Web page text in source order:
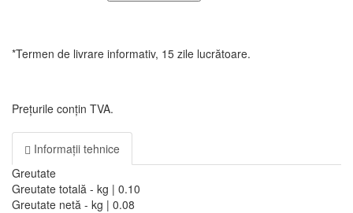
*Termen de livrare informativ, 15 zile lucrătoare.
Prețurile conțin TVA.
Informații tehnice
Greutate
Greutate totală - kg | 0.10
Greutate netă - kg | 0.08